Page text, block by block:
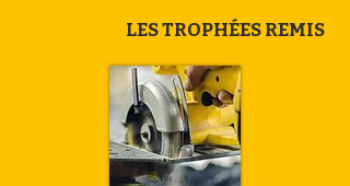
LES TROPHÉES REMIS